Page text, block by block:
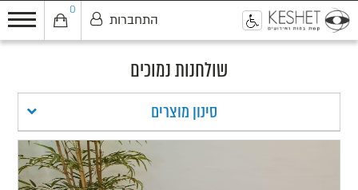
0
התחברות
שולחנות נמוכים
סינון מוצרים